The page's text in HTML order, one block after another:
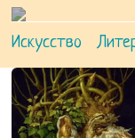
Искусство